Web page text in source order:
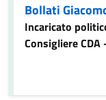
Bollati
Incaricato
Consigliere CDA